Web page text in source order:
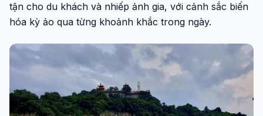
tận cho du khách và nhiếp ảnh gia, với cảnh sắc biến
hóa kỳ ảo qua từng khoảnh khắc trong ngày.